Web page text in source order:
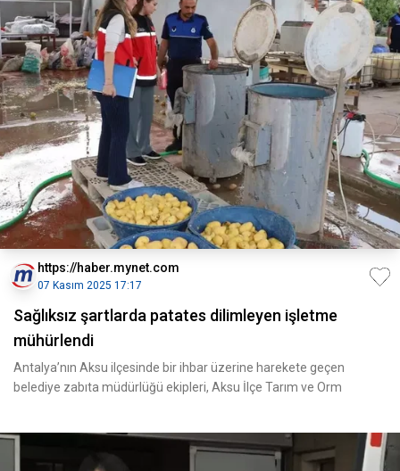
https://haber.mynet.com
07 Kasım 2025 17:17
Sağlıksız şartlarda patates dilimleyen işletme
mühürlendi
Antalya’nın Aksu ilçesinde bir ihbar üzerine harekete geçen
belediye zabıta müdürlüğü ekipleri, Aksu İlçe Tarım ve Orm